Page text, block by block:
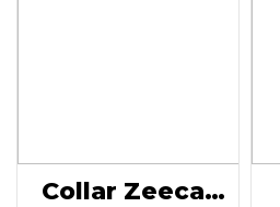
Collar Zeecat